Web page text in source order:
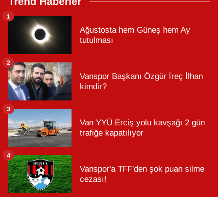
Ağustosta hem Güneş hem Ay
tutulması
1
Vanspor Başkanı Özgür İreç İlhan
kimdir?
2
Van YYÜ Erciş yolu kavşağı 2 gün
trafiğe kapatılıyor
3
Vanspor'a TFF'den şok puan silme
cezası!
4